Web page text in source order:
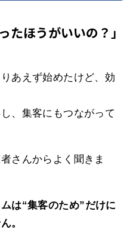
たほうがいいの？」
あえず始めたけど、効
、集客にもつながって
さんからよく聞きま
は“集客のため”だけに
。